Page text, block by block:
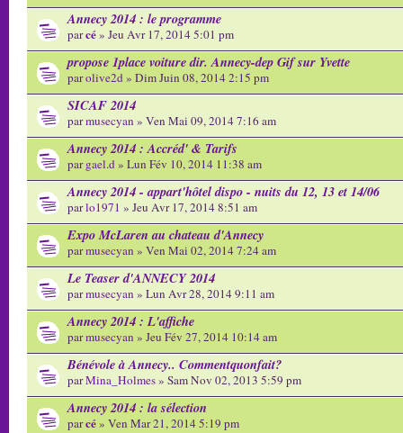
Annecy 2014 : le programme
parcé» Jeu Avr 17, 2014 5:01 pm
propose 1place voiture dir. Annecy-dep Gif sur Yvette
parolive2d» Dim Juin 08, 2014 2:15 pm
SICAF 2014
parmusecyan » Ven Mai 09, 2014 7:16 am
Annecy 2014 : Accréd' & Tarifs
pargael.d» Lun Fév 10, 2014 11:38 am
Annecy 2014 - appart'hôtel dispo - nuits du 12, 13 et 14/06
parlo1971 » Jeu Avr 17, 2014 8:51 am
Expo McLaren au chateau d'Annecy
parmusecyan » Ven Mai 02, 2014 7:24 am
Le Teaser d'ANNECY 2014
parmusecyan » Lun Avr 28, 2014 9:11 am
Annecy 2014 : L'affiche
parmusecyan » Jeu Fév 27, 2014 10:14 am
Bénévole à Annecy.. Commentquonfait?
parMina_Holmes» Sam Nov 02, 2013 5:59 pm
Annecy 2014 : la sélection
parcé» Ven Mar 21, 2014 5:19 pm